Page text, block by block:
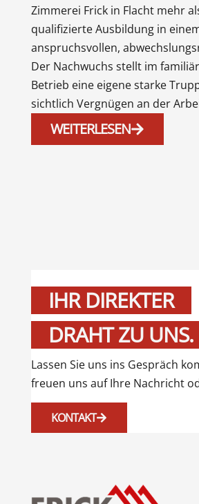
Zimmerei Frick in Flacht mehr
qualifizierte Ausbildung in
anspruchsvollen,
Der Nachwuchs stellt im
Betrieb eine eigene starke
sichtlich Vergnügen an der
WEITERLESEN
IHR DIREKTER
DRAHT ZU UNS.
Lassen Sie uns ins Gespräch
freuen uns auf Ihre Nachricht
KONTAKT